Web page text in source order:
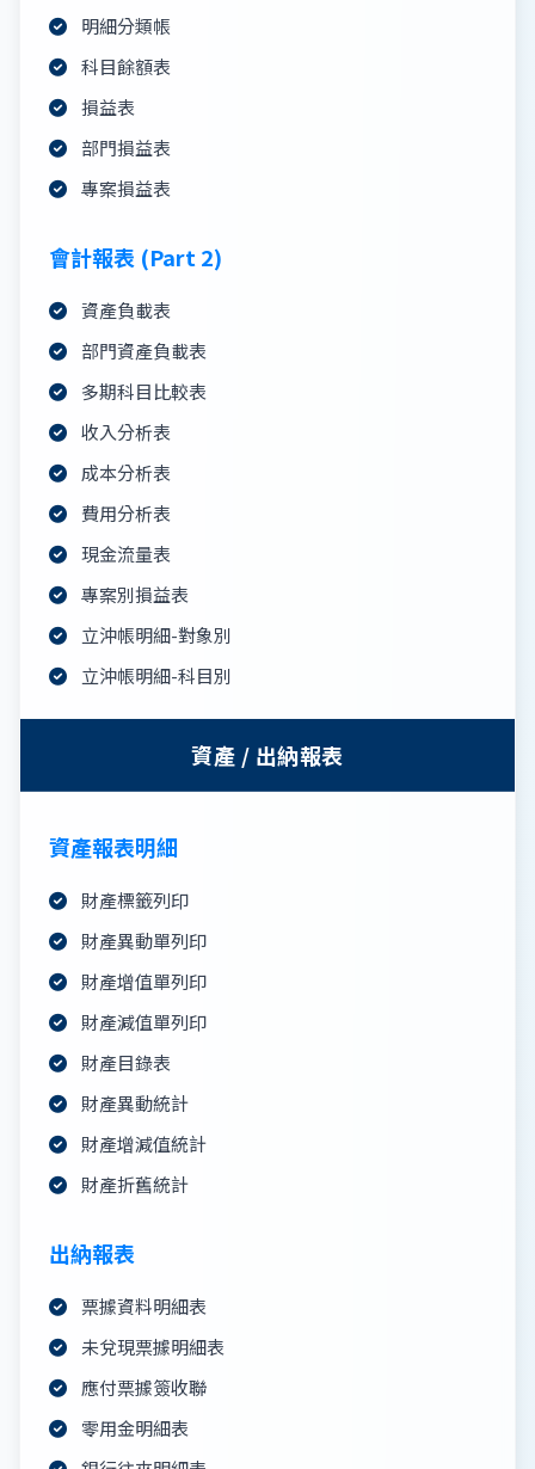
明細分類帳
科目餘額表
損益表
部門損益表
專案損益表
會計報表 (Part 2)
資產負載表
部門資產負載表
多期科目比較表
收入分析表
成本分析表
費用分析表
現金流量表
專案別損益表
立沖帳明細-對象別
立沖帳明細-科目別
資產 / 出納報表
資產報表明細
財產標籤列印
財產異動單列印
財產增值單列印
財產減值單列印
財產目錄表
財產異動統計
財產增減值統計
財產折舊統計
出納報表
票據資料明細表
未兌現票據明細表
應付票據簽收聯
零用金明細表